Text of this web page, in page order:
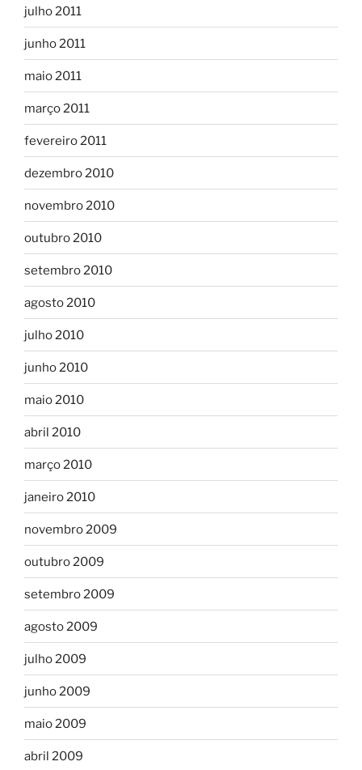
julho 2011
junho 2011
maio 2011
março 2011
fevereiro 2011
dezembro 2010
novembro 2010
outubro 2010
setembro 2010
agosto 2010
julho 2010
junho 2010
maio 2010
abril 2010
março 2010
janeiro 2010
novembro 2009
outubro 2009
setembro 2009
agosto 2009
julho 2009
junho 2009
maio 2009
abril 2009